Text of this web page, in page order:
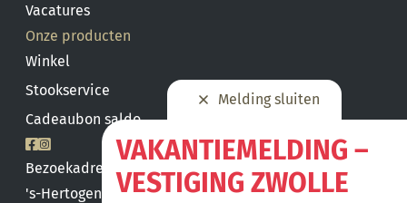
Melding sluiten
VAKANTIEMELDING –
VESTIGING ZWOLLE
Vacatures
Onze producten
Winkel
Stookservice
Cadeaubon saldo
Bezoekadres
's-Hertogenbosch